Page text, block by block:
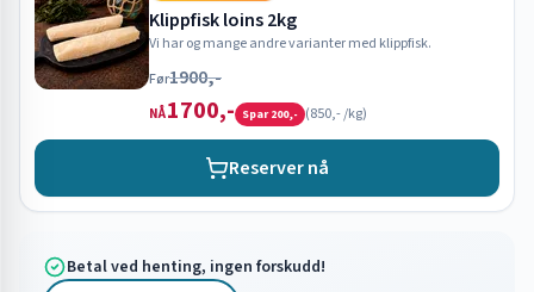
Klippfisk loins 2kg
Vi har og mange andre varianter med klippfisk.
Før1900,-
NÅ1700,- Spar200,- (850,-/kg)
Reserver nå
Betal ved henting, ingen forskudd!